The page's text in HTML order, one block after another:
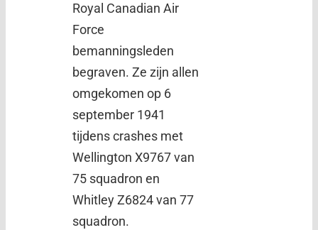
Royal Canadian Air
Force
bemanningsleden
begraven. Ze zijn allen
omgekomen op 6
september 1941
tijdens crashes met
Wellington X9767 van
75 squadron en
Whitley Z6824 van 77
squadron.